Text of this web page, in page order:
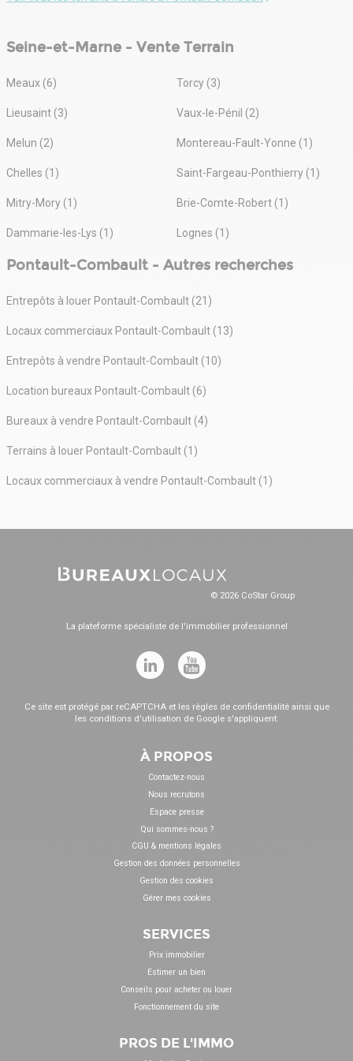
Seine-et-Marne - Vente Terrain
Meaux (6) Torcy (3)
Lieusaint (3) Vaux-le-Pénil (2)
Melun (2) Montereau-Fault-Yonne (1)
Chelles (1) Saint-Fargeau-Ponthierry (1)
Mitry-Mory (1) Brie-Comte-Robert (1)
Dammarie-les-Lys (1) Lognes (1)
Pontault-Combault - Autres recherches
Entrepôts à louer Pontault-Combault (21)
Locaux commerciaux Pontault-Combault (13)
Entrepôts à vendre Pontault-Combault (10)
Location bureaux Pontault-Combault (6)
Bureaux à vendre Pontault-Combault (4)
Terrains à louer Pontault-Combault (1)
Locaux commerciaux à vendre Pontault-Combault (1)
© 2026 CoStar Group
La plateforme spécialiste de l'immobilier professionnel
Ce site est protégé par reCAPTCHA et les règles de confidentialitéainsi que
les conditions d'utilisation de Google s'appliquent.
À PROPOS
Contactez-nous
Nous recrutons
Espace presse
Qui sommes-nous ?
CGU & mentions légales
Gestion des données personnelles
Gestion des cookies
Gérer mes cookies
SERVICES
Prix immobilier
Estimer un bien
Conseils pour acheter ou louer
Fonctionnement du site
PROS DE L'IMMO